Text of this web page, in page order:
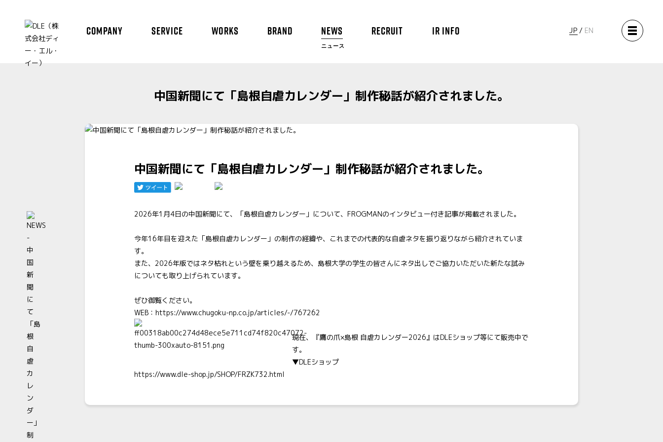
COMPANY SERVICE WORKS BRAND NEWS
ニュース
RECRUIT IR INFO JP EN
中国新聞にて「島根自虐カレンダー」制作秘話が紹介されました。
中国新聞にて「島根自虐カレンダー」制作秘話が紹介されました。
2026年1月4日の中国新聞にて、「島根自虐カレンダー」について、FROGMANのインタビュー付き記事が掲載されました。
今年16年目を迎えた「島根自虐カレンダー」の制作の経緯や、これまでの代表的な自虐ネタを振り返りながら紹介されていま
す。
また、2026年版ではネタ枯れという壁を乗り越えるため、島根大学の学生の皆さんにネタ出しでご協力いただいた新たな試み
についても取り上げられています。
ぜひ御覧ください。
WEB ： https://www.chugoku-np.co.jp/articles/-/767262
現在、『鷹の爪×島根 自虐カレンダー2026』はDLEショップ等にて販売中で
す。
▼DLEショップ
https://www.dle-shop.jp/SHOP/FRZK732.html